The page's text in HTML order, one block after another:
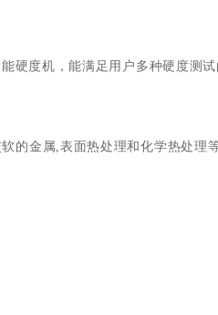
硬度机，能满足用户多种硬度测
的金属,表面热处理和化学热处理等